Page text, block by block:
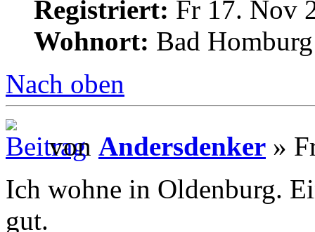
Registriert: Fr 17. Nov
Wohnort: Bad Homburg
Nach oben
von Andersdenker »
Ich wohne in Oldenburg.
gut.